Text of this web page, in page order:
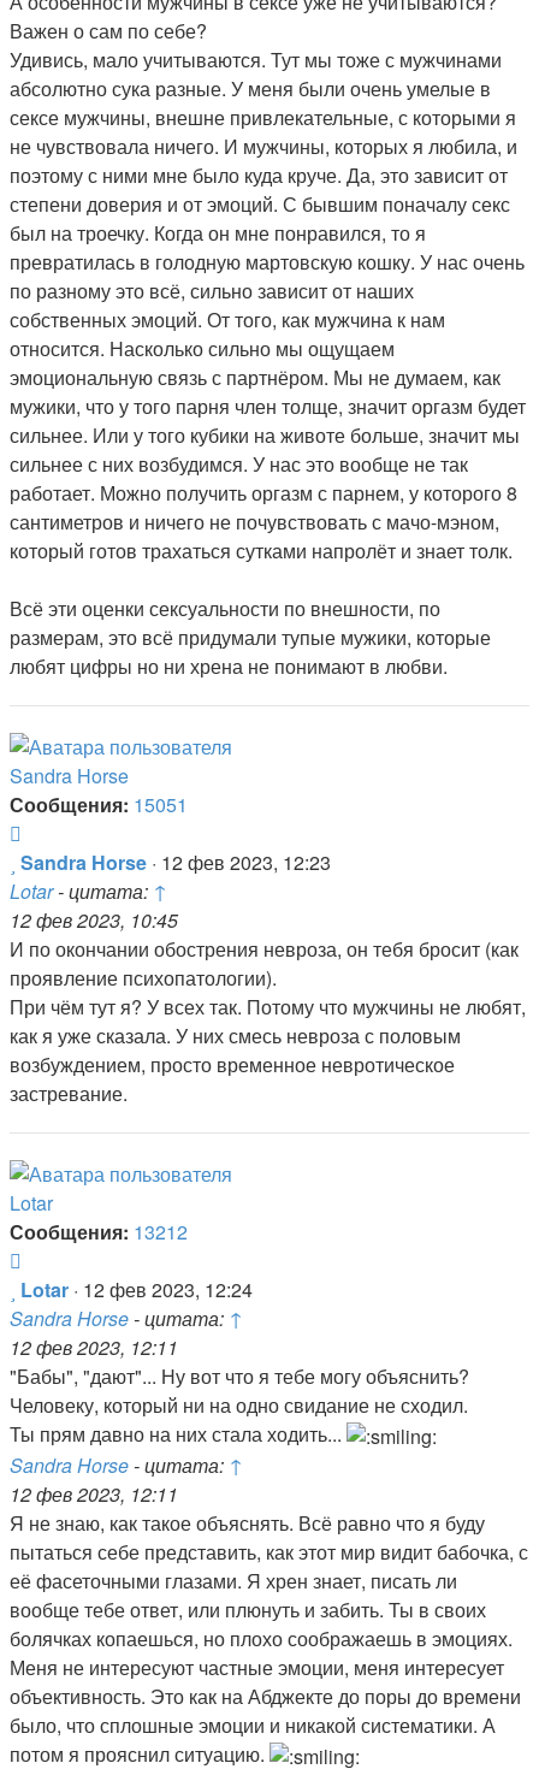
Важен о сам по себе?
Удивись, мало учитываются. Тут мы тоже с мужчинами
абсолютно сука разные. У меня были очень умелые в
сексе мужчины, внешне привлекательные, с которыми я
не чувствовала ничего. И мужчины, которых я любила, и
поэтому с ними мне было куда круче. Да, это зависит от
степени доверия и от эмоций. С бывшим поначалу секс
был на троечку. Когда он мне понравился, то я
превратилась в голодную мартовскую кошку. У нас очень
по разному это всё, сильно зависит от наших
собственных эмоций. От того, как мужчина к нам
относится. Насколько сильно мы ощущаем
эмоциональную связь с партнёром. Мы не думаем, как
мужики, что у того парня член толще, значит оргазм будет
сильнее. Или у того кубики на животе больше, значит мы
сильнее с них возбудимся. У нас это вообще не так
работает. Можно получить оргазм с парнем, у которого 8
сантиметров и ничего не почувствовать с мачо-мэном,
который готов трахаться сутками напролёт и знает толк.
Всё эти оценки сексуальности по внешности, по
размерам, это всё придумали тупые мужики, которые
любят цифры но ни хрена не понимают в любви.
Sandra Horse
Сообщения: 15051
Сообщение
Sandra Horse · 12 фев 2023, 12:23
Lotar- цитата: ↑
12 фев 2023, 10:45
И по окончании обострения невроза, он тебя бросит (как
проявление психопатологии).
При чём тут я? У всех так. Потому что мужчины не любят,
как я уже сказала. У них смесь невроза с половым
возбуждением, просто временное невротическое
застревание.
Lotar
Сообщения: 13212
Сообщение
Lotar · 12 фев 2023, 12:24
Sandra Horse- цитата: ↑
12 фев 2023, 12:11
"Бабы", "дают"... Ну вот что я тебе могу объяснить?
Человеку, который ни на одно свидание не сходил.
Ты прям давно на них стала ходить...
Sandra Horse- цитата: ↑
12 фев 2023, 12:11
Я не знаю, как такое объяснять. Всё равно что я буду
пытаться себе представить, как этот мир видит бабочка, с
её фасеточными глазами. Я хрен знает, писать ли
вообще тебе ответ, или плюнуть и забить. Ты в своих
болячках копаешься, но плохо соображаешь в эмоциях.
Меня не интересуют частные эмоции, меня интересует
объективность. Это как на Абджекте до поры до времени
было, что сплошные эмоции и никакой систематики. А
потом я прояснил ситуацию.